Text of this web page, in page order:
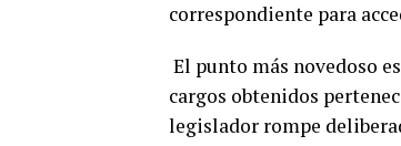
correspondiente para
El punto más novedoso
cargos obtenidos
legislador rompe